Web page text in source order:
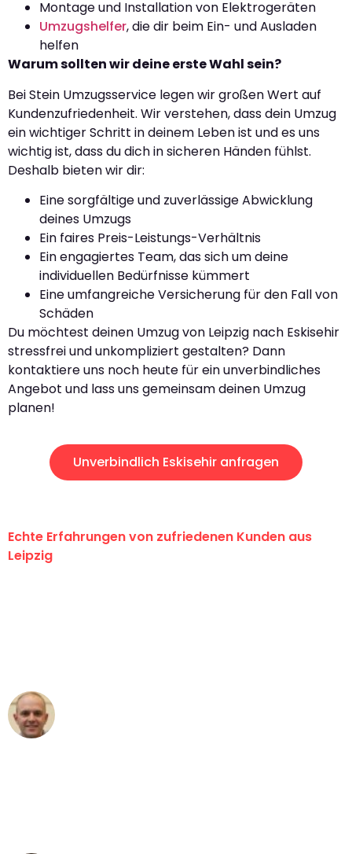
Montage und Installation von Elektrogeräten
Umzugshelfer, die dir beim Ein- und Ausladen
helfen
Warum sollten wir deine erste Wahl sein?
Bei Stein Umzugsservice legen wir großen Wert auf
Kundenzufriedenheit. Wir verstehen, dass dein Umzug
ein wichtiger Schritt in deinem Leben ist und es uns
wichtig ist, dass du dich in sicheren Händen fühlst.
Deshalb bieten wir dir:
Eine sorgfältige und zuverlässige Abwicklung
deines Umzugs
Ein faires Preis-Leistungs-Verhältnis
Ein engagiertes Team, das sich um deine
individuellen Bedürfnisse kümmert
Eine umfangreiche Versicherung für den Fall von
Schäden
Du möchtest deinen Umzug von Leipzig nach Eskisehir
stressfrei und unkompliziert gestalten? Dann
kontaktiere uns noch heute für ein unverbindliches
Angebot und lass uns gemeinsam deinen Umzug
planen!
Unverbindlich Eskisehir anfragen
Echte Erfahrungen von zufriedenen Kunden aus
Leipzig